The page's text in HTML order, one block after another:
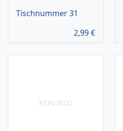
Tischnummer 31
2,99€
KEIN BILD